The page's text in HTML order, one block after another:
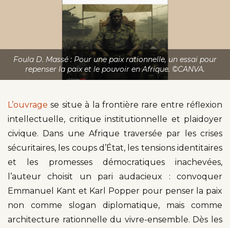
Foula D. Massé : Pour une paix rationnelle, un essai pour
repenser la paix et le pouvoir en Afrique. ©CANVA.
L’ouvrage se situe à la frontière rare entre réflexion
intellectuelle, critique institutionnelle et plaidoyer
civique. Dans une Afrique traversée par les crises
sécuritaires, les coups d’État, les tensions identitaires
et les promesses démocratiques inachevées,
l’auteur choisit un pari audacieux : convoquer
Emmanuel Kant et Karl Popper pour penser la paix
non comme slogan diplomatique, mais comme
architecture rationnelle du vivre-ensemble. Dès les